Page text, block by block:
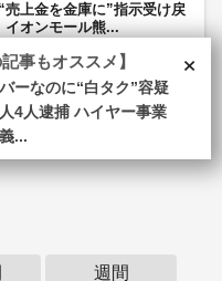
上金を金庫に”指示受け戻
オンモール熊...
2026年8月3日
Recommended by
週間
×
記事もオススメ】
ーなのに“白タク”容疑
4人逮捕 ハイヤー事業
...